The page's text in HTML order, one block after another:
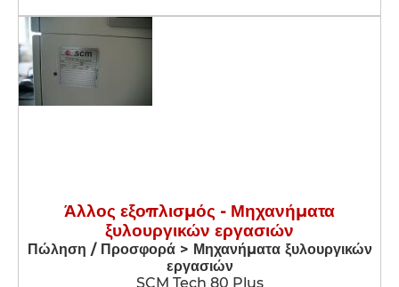
Άλλος εξοπλισμός - Μηχανήματα
ξυλουργικών εργασιών
Πώληση / Προσφορά > Μηχανήματα ξυλουργικών
εργασιών
SCM Tech 80 Plus